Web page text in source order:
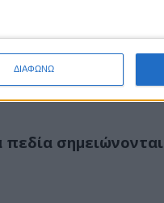
ΔΙΑΦΩΝΩ
σημειώνονται